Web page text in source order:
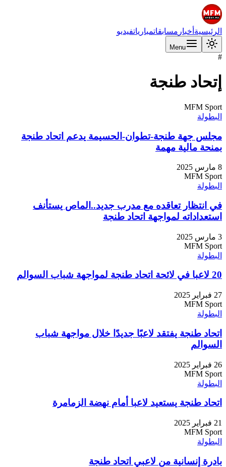
الرئيسية أخبار مسابقاتمبارياتفيديو
Menu
#
إتحاد طنجة
MFM Sport
البطولة
مجلس جهة طنجة-تطوان-الحسيمة يدعم اتحاد طنجة
بمنحة مالية مهمة
8 مارس 2025
MFM Sport
البطولة
في انتظار تعاقده مع مدرب جديد..الماص يستأنف
استعداداته لمواجهة اتحاد طنجة
3 مارس 2025
MFM Sport
البطولة
20 لاعبا في لائحة اتحاد طنجة لمواجهة شباب السوالم
27 فبراير 2025
MFM Sport
البطولة
اتحاد طنجة يفتقد لاعبًا جديدًا خلال مواجهة شباب
السوالم
26 فبراير 2025
MFM Sport
البطولة
اتحاد طنجة يستعيد لاعبا أمام نهضة الزمامرة
21 فبراير 2025
MFM Sport
البطولة
بادرة إنسانية من لاعبي اتحاد طنجة